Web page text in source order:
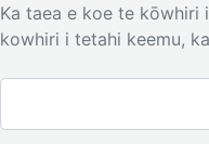
Ka taea e koe te
kowhiri i tetahi keemu,